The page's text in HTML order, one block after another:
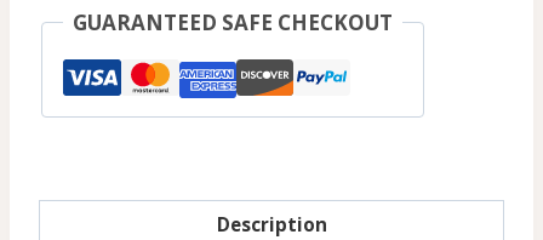
Volnay
Chevrets
2023
GUARANTEED SAFE CHECKOUT
Description